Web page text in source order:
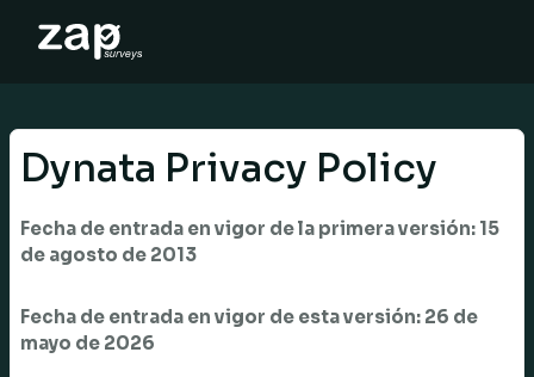
MS
Dynata Privacy Policy
Fecha de entrada en vigor de la primera versión: 15
de agosto de 2013
Fecha de entrada en vigor de esta versión: 26 de
mayo de 2026